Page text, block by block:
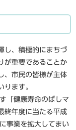
し、積極的にまちづ
が重要であることか
、市民の皆様が主体
ります。
「健康寿命のばしマ
終年度に当たる平成
事業を拡大してまい